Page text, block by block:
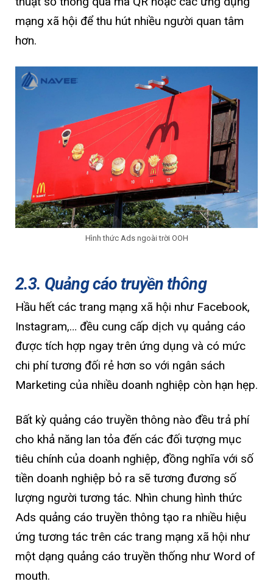
mạng xã hội để thu hút nhiều người quan tâm
hơn.
Hình thức Ads ngoài trời OOH
2.3. Quảng cáo truyền thông
Hầu hết các trang mạng xã hội như Facebook,
Instagram,… đều cung cấp dịch vụ quảng cáo
được tích hợp ngay trên ứng dụng và có mức
chi phí tương đối rẻ hơn so với ngân sách
Marketing của nhiều doanh nghiệp còn hạn hẹp.
Bất kỳ quảng cáo truyền thông nào đều trả phí
cho khả năng lan tỏa đến các đối tượng mục
tiêu chính của doanh nghiệp, đồng nghĩa với số
tiền doanh nghiệp bỏ ra sẽ tương đương số
lượng người tương tác. Nhìn chung hình thức
Ads quảng cáo truyền thông tạo ra nhiều hiệu
ứng tương tác trên các trang mạng xã hội như
một dạng quảng cáo truyền thống như Word of
mouth.